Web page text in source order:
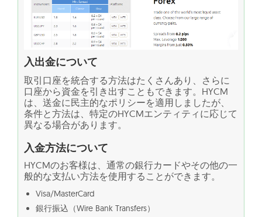
入出金について
取引口座を統合する方法はたくさんあり、さらに
口座から資金を引き出すこともできます。HYCM
は、送金に民主的なポリシーを適用しましたが、
条件と方法は、特定のHYCMエンティティに応じて
異なる場合があります。
入金方法について
HYCMのお客様は、通常の銀行カードやその他の一
般的な支払い方法を使用することができます。
Visa/MasterCard
銀行振込（Wire Bank Transfers）